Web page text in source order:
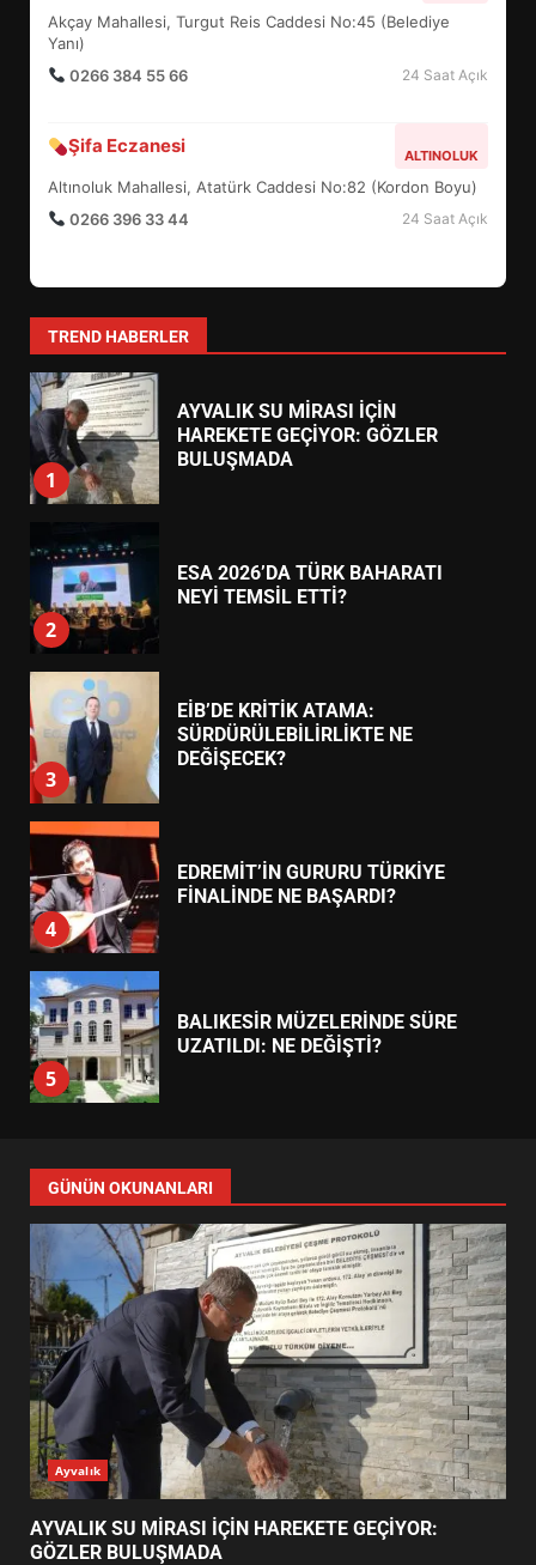
Akçay Mahallesi, Turgut Reis Caddesi No:45 (Belediye
Yanı)
0266 384 55 66
24 Saat Açık
Şifa Eczanesi ALTINOLUK
Altınoluk Mahallesi, Atatürk Caddesi No:82 (Kordon Boyu)
0266 396 33 44
24 Saat Açık
TREND HABERLER
5
6
TURNUVASI KAYITLARI NEYİ
DEĞİŞTİRİYOR?
7
YENİ YÖNETİM NASIL
1
AYVALIK SU MİRASI İÇİN
HAREKETE GEÇİYOR: GÖZLER
BULUŞMADA
2
ESA 2026’DA TÜRK BAHARATI
NEYİ TEMSİL ETTİ?
3
EİB’DE KRİTİK ATAMA:
SÜRDÜRÜLEBİLİRLİKTE NE
DEĞİŞECEK?
4
EDREMİT’İN GURURU TÜRKİYE
FİNALİNDE NE BAŞARDI?
5
BALIKESİR MÜZELERİNDE SÜRE
UZATILDI: NE DEĞİŞTİ?
6
TURNUVASI KAYITLARI NEYİ
DEĞİŞTİRİYOR?
7
BURHANİYE BELEDİYESPOR’DA
YENİ YÖNETİM NASIL
ŞEKİLLENDİ?
1
AYVALIK SU MİRASI İÇİN
HAREKETE GEÇİYOR: GÖZLER
BULUŞMADA
GÜNÜN OKUNANLARI
Ayvalık
AYVALIK SU MİRASI İÇİN HAREKETE GEÇİYOR:
GÖZLER BULUŞMADA